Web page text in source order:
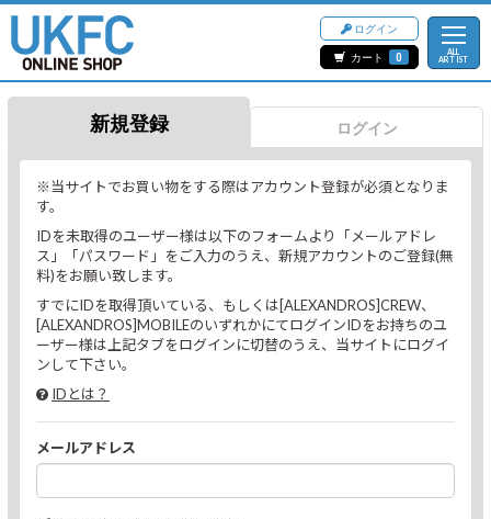
ログイン
カート
0
ALL
ARTIST
新規登録 ログイン
※当サイトでお買い物をする際はアカウント登録が必須となりま
す。
IDを未取得のユーザー様は以下のフォームより「メールアドレ
ス」「パスワード」をご入力のうえ、新規アカウントのご登録(無
料)をお願い致します。
すでにIDを取得頂いている、もしくは[ALEXANDROS]CREW、
[ALEXANDROS]MOBILEのいずれかにてログインIDをお持ちのユ
ーザー様は上記タブをログインに切替のうえ、当サイトにログイ
ンして下さい。
IDとは？
メールアドレス